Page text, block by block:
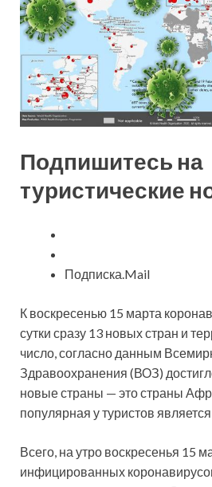
Подпишитесь на
туристические
Подписка.Mail
К воскресенью 15 марта
сутки сразу 13 новых стран и
число, согласно данным
Здравоохранения (ВОЗ)
новые страны — это страны
популярная у туристов
Всего, на утро воскресенья 15
инфицированных